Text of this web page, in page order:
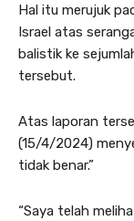
Hal itu merujuk
Israel atas
balistik ke
tersebut.
Atas laporan
(15/4/2024)
tidak benar.”
“Saya telah